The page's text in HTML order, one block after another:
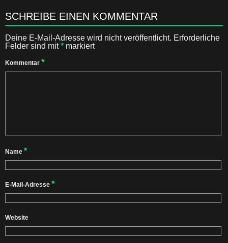
SCHREIBE EINEN KOMMENTAR
Deine E-Mail-Adresse wird nicht veröffentlicht. Erforderliche
Felder sind mit* markiert
Kommentar *
Name *
E-Mail-Adresse *
Website